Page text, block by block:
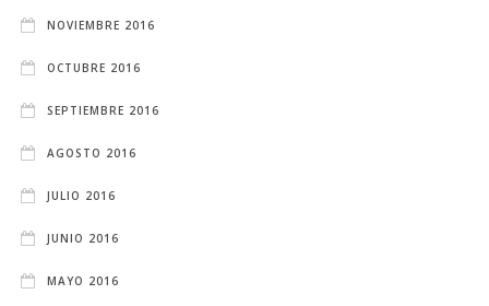
NOVIEMBRE 2016
OCTUBRE 2016
SEPTIEMBRE 2016
AGOSTO 2016
JULIO 2016
JUNIO 2016
MAYO 2016